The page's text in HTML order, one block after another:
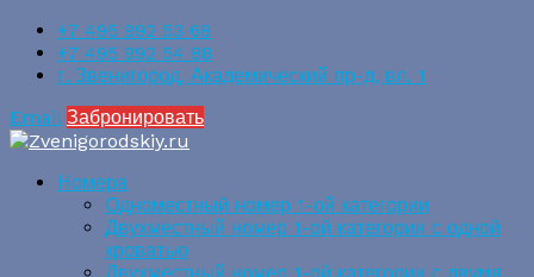
+7 495 992 53 68
+7 495 992 54 88
г. Звенигород, Академический пр-д, вл. 1
Email Забронировать
Номера
Одноместный номер 1-ой категории
Двухместный номер 1-ой категории с одной
кроватью